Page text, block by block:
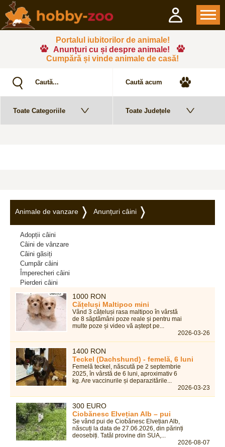
Portalul iubitorilor de animale!
Anunțuri cu și despre animale!
Cumpără și vinde animale de casă!
Animale de vanzare Anunțuri câini
Adopții câini
Câini de vânzare
Câini gãsiți
Cumpãr câini
Împerecheri câini
Pierderi câini
1000 RON
Cățeluși Maltipoo mini
Vând 3 cățeluși rasa maltipoo în vârstă
de 8 săptămâni poze reale și pentru mai
multe poze și video vă aștept pe...
2026-03-26
1400 RON
Teckel (Dachshund) - femelă, 6 luni
Femelă teckel, născută pe 2 septembrie
2025, în vârstă de 6 luni, aproximativ 6
kg. Are vaccinurile și deparazitările...
2026-03-23
300 EURO
Ciobănesc Elvețian Alb – pui
Se vând pui de Ciobănesc Elvețian Alb,
născuți la data de 27.06.2026, din părinți
deosebiți. Tatăl provine din SUA,...
2026-08-07